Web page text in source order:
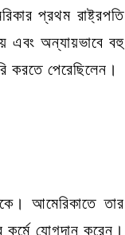
প্রথম রাষ্ট্রপতি
এবং অন্যায়ভাবে বহু
করতে পেরেছিলেন।
আমেরিকাতে তার
যোগদান করেন।